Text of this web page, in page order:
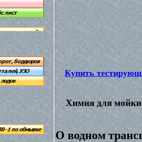
Купить
Химия для мойки
О водном